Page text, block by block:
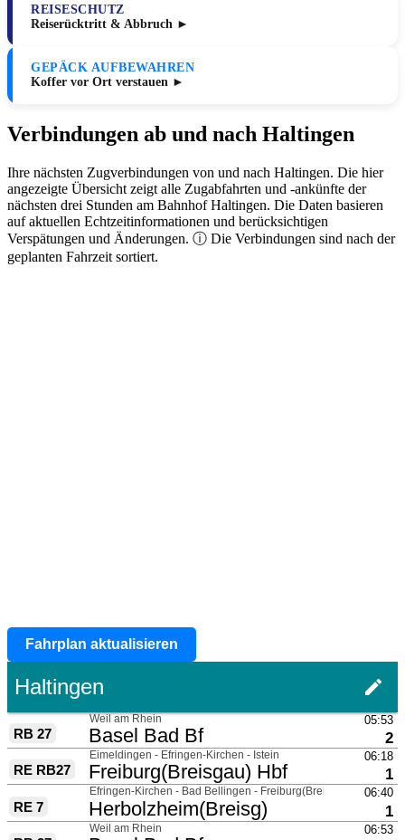
REISESCHUTZ
Reiserücktritt & Abbruch ►
GEPÄCK AUFBEWAHREN
Koffer vor Ort verstauen ►
Verbindungen ab und nach Haltingen
Ihre nächsten Zugverbindungen von und nach Haltingen. Die hier
angezeigte Übersicht zeigt alle Zugabfahrten und -ankünfte der
nächsten drei Stunden am Bahnhof Haltingen. Die Daten basieren
auf aktuellen Echtzeitinformationen und berücksichtigen
Verspätungen und Änderungen. ⓘ Die Verbindungen sind nach der
geplanten Fahrzeit sortiert.
Fahrplan aktualisieren